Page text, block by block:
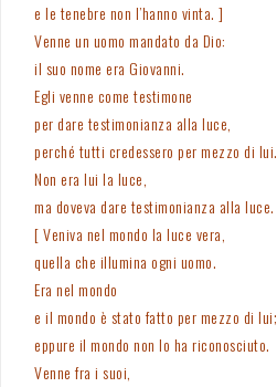
e le tenebre non l’hanno vinta. ]
Venne un uomo mandato da Dio:
il suo nome era Giovanni.
Egli venne come testimone
per dare testimonianza alla luce,
perché tutti credessero per mezzo di lui.
Non era lui la luce,
ma doveva dare testimonianza alla luce.
[ Veniva nel mondo la luce vera,
quella che illumina ogni uomo.
Era nel mondo
e il mondo è stato fatto per mezzo di lui;
eppure il mondo non lo ha riconosciuto.
Venne fra i suoi,